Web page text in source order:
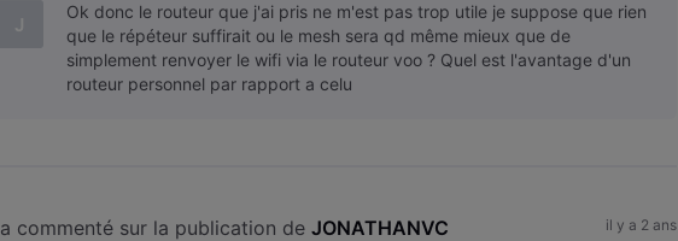
J
Ok donc le routeur que j'ai pris ne m'est pas trop utile je suppose que rien
que le répéteur suffirait ou le mesh sera qd même mieux que de
simplement renvoyer le wifi via le routeur voo ? Quel est l'avantage d'un
routeur personnel par rapport a celu
a commenté sur la publication de JONATHANVC il y a 2 ans